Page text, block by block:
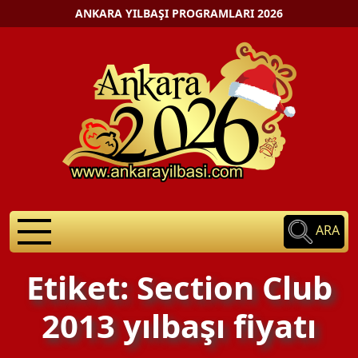
ANKARA YILBAŞI PROGRAMLARI 2026
ARA
Etiket: Section Club
2013 yılbaşı fiyatı